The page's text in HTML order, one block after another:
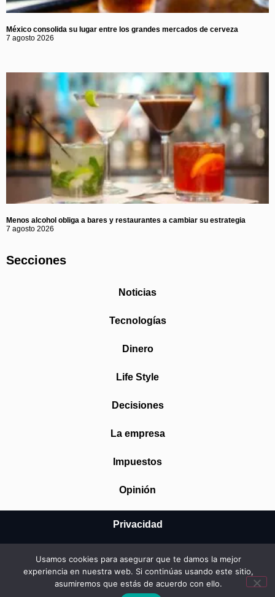
México consolida su lugar entre los grandes mercados de cerveza
7 agosto 2026
Menos alcohol obliga a bares y restaurantes a cambiar su estrategia
7 agosto 2026
Secciones
Noticias
Tecnologías
Dinero
Life Style
Decisiones
La empresa
Impuestos
Opinión
Privacidad
Cookies
Usamos cookies para asegurar que te damos la mejor
experiencia en nuestra web. Si continúas usando este sitio,
asumiremos que estás de acuerdo con ello.